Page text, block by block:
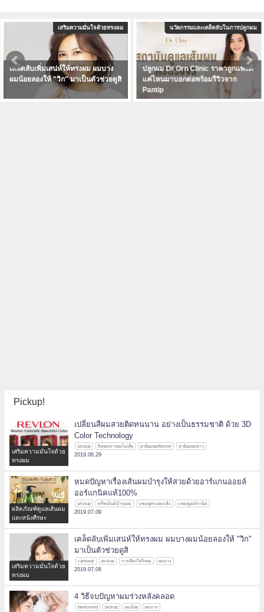
นวัตกรรมและเคล็ดลับในการปลูกผม
ปลูกผม Dr Orn Clinic ราคาถูกแพงดี
แค่ไหนมาบอกต่อพร้อมรีวิวจาก
ผลิตภัณฑ์ดูแลเส้นผมและหนังศีรษะ
มารู้จักกับ 8 เซรั่ม ที่ชาว Pantip นิยม
ใช้บำรุง+ปลูกผมกัน ใช่ Nutri Hair
Serum หรือเปล่าเอ่ย!?
Pickup!
เสริมความมั่นใจด้วย
ทรงผม
เปลี่ยนสีผมสวยติดทนนาน อย่างเป็นธรรมชาติ ด้วย 3D
Color Technology
pickup ปิดผมขาวผมไม่เสีย ยาย้อมผมRevlon ยาย้อมผมขาว
2019.08.29
ผลิตภัณฑ์ดูแลเส้นผม
และหนังศีรษะ
หมดปัญหาเรื่องเส้นผมบำรุงให้สวยด้วยอาร์แกนออยล์
ออร์แกนิคแท้100%
pickup ทรีทเม้นต์บำรุงผม แชมพูสระผมแห้ง แชมพูออร์กานิค
2019.07.09
เสริมความมั่นใจด้วย
ทรงผม
เคล็ดลับเพิ่มเสน่ห์ให้ทรงผม ผมบางผมน้อยลองให้ "วิก"
มาเป็นตัวช่วยดูสิ
carousel pickup การเลือกใส่วิกผม ผมบาง
2019.07.08
4 วิธีจบปัญหาผมร่วงหลังคลอด
familymild pickup ผมน้อย ผมบาง